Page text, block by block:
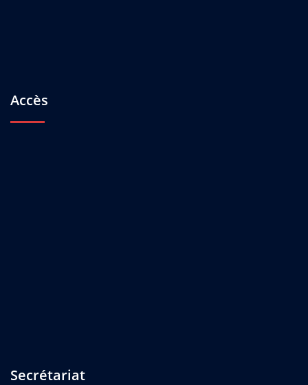
Accès
Secrétariat